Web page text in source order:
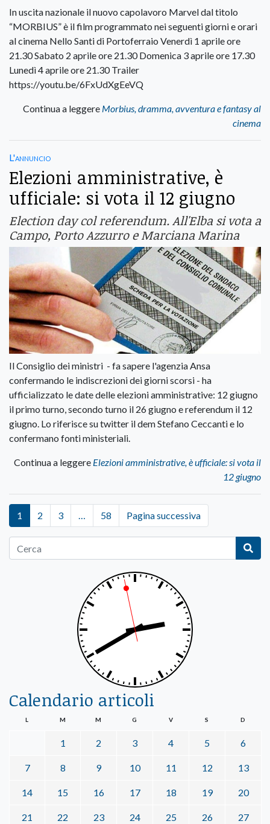
In uscita nazionale il nuovo capolavoro Marvel dal titolo
“MORBIUS” è il film programmato nei seguenti giorni e orari
al cinema Nello Santi di Portoferraio Venerdì 1 aprile ore
21.30 Sabato 2 aprile ore 21.30 Domenica 3 aprile ore 17.30
Lunedì 4 aprile ore 21.30 Trailer
https://youtu.be/6FxUdXgEeVQ
Continua a leggere Morbius, dramma, avventura e fantasy al
cinema
L'annuncio
Elezioni amministrative, è
ufficiale: si vota il 12 giugno
Election day col referendum. All'Elba si vota a
Campo, Porto Azzurro e Marciana Marina
Il Consiglio dei ministri - fa sapere l'agenzia Ansa
confermando le indiscrezioni dei giorni scorsi - ha
ufficializzato le date delle elezioni amministrative: 12 giugno
il primo turno, secondo turno il 26 giugno e referendum il 12
giugno. Lo riferisce su twitter il dem Stefano Ceccanti e lo
confermano fonti ministeriali.
Continua a leggere Elezioni amministrative, è ufficiale: si vota il
12 giugno
1 2 3 … 58 Pagina successiva
Calendario articoli
L M M G V S D
1 2 3 4 5 6
7 8 9 10 11 12 13
14 15 16 17 18 19 20
21 22 23 24 25 26 27